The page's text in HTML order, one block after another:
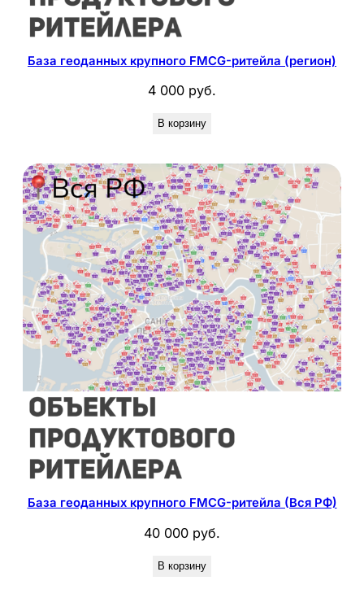
База геоданных крупного FMCG-ритейла (регион)
4 000 руб.
В корзину
База геоданных крупного FMCG-ритейла (Вся РФ)
40 000 руб.
В корзину